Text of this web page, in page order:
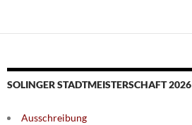
SOLINGER STADTMEISTERSCHAFT 2026
Ausschreibung